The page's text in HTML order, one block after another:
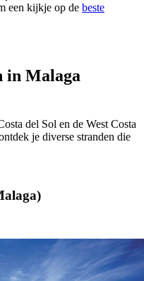
een kijkje op de beste
in Malaga
del Sol en de West Costa
je diverse stranden die